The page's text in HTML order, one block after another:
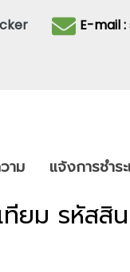
E-mail
าม แจ้งการชำร
ทียม รหัสสิ